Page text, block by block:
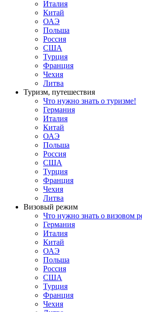
Италия
Китай
ОАЭ
Польша
Россия
США
Турция
Франция
Чехия
Литва
Туризм, путешествия
Что нужно знать о туризме!
Германия
Италия
Китай
ОАЭ
Польша
Россия
США
Турция
Франция
Чехия
Литва
Визовый режим
Что нужно знать о визовом
Германия
Италия
Китай
ОАЭ
Польша
Россия
США
Турция
Франция
Чехия